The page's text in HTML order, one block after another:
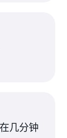
几分钟